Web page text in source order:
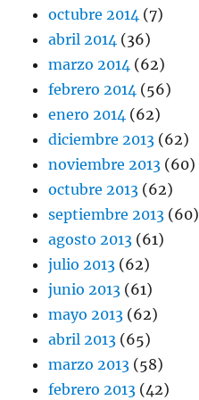
octubre 2014 (7)
abril 2014 (36)
marzo 2014 (62)
febrero 2014 (56)
enero 2014 (62)
diciembre 2013 (62)
noviembre 2013 (60)
octubre 2013 (62)
septiembre 2013 (60)
agosto 2013 (61)
julio 2013 (62)
junio 2013 (61)
mayo 2013 (62)
abril 2013 (65)
marzo 2013 (58)
febrero 2013 (42)